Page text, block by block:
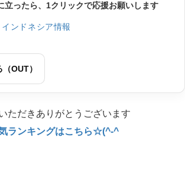
立ったら、1クリックで応援お願いします
OUT）
ただきありがとうございます
ランキングはこちら☆(^-^